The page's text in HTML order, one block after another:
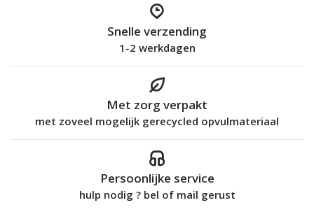
Snelle verzending
1-2 werkdagen
Met zorg verpakt
met zoveel mogelijk gerecycled opvulmateriaal
Persoonlijke service
hulp nodig ? bel of mail gerust